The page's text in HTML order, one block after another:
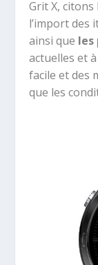
Grit X,
l’import des
ainsi que les
actuelles et
facile et des
que les